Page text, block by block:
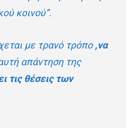
κοινού”.
με τρανό τρόπο ,να
απάντηση της
τις θέσεις των